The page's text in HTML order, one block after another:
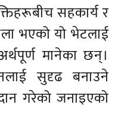
सहकार्य र
भएको यो भेटलाई
मानेका छन्।
सुदृढ बनाउने
गरेको जनाइएको